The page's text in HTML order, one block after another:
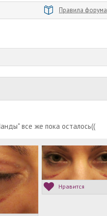
Правила форума
все же пока осталось((
Нравится